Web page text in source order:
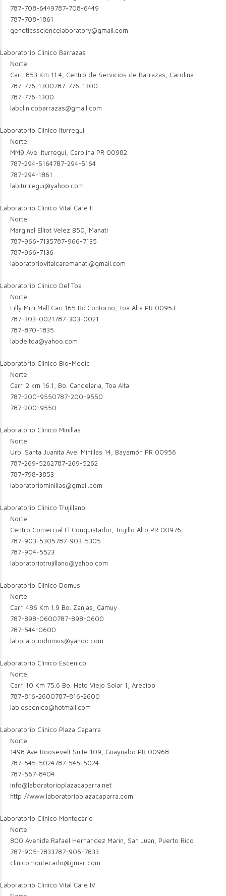
787-708-6449787-708-6449
787-708-1861
geneticssciencelaboratory@gmail.com
Laboratorio Clinico Barrazas
Norte
Carr. 853 Km 11.4, Centro de Servicios de Barrazas, Carolina
787-776-1300787-776-1300
787-776-1300
labclinicobarrazas@gmail.com
Laboratorio Clinico Iturregui
Norte
MM9 Ave. Iturregui, Carolina PR 00982
787-294-5164787-294-5164
787-294-1861
labiturregui@yahoo.com
Laboratorio Clinico Vital Care II
Norte
Marginal Elliot Velez B50, Manati
787-966-7135787-966-7135
787-966-7136
laboratoriovitalcaremanati@gmail.com
Laboratorio Clinico Del Toa
Norte
Lilly Mini Mall Carr.165 Bo.Contorno, Toa Alta PR 00953
787-303-0021787-303-0021
787-870-1835
labdeltoa@yahoo.com
Laboratorio Clinico Bio-Medic
Norte
Carr. 2 km 16.1, Bo. Candelaria, Toa Alta
787-200-9550787-200-9550
787-200-9550
Laboratorio Clinico Minillas
Norte
Urb. Santa Juanita Ave. Minillas 14, Bayamón PR 00956
787-269-5262787-269-5262
787-798-3853
laboratoriominillas@gmail.com
Laboratorio Clinico Trujillano
Norte
Centro Comercial El Conquistador, Trujillo Alto PR 00976
787-903-5305787-903-5305
787-904-5523
laboratoriotrujillano@yahoo.com
Laboratorio Clinico Domus
Norte
Carr. 486 Km 1.9 Bo. Zanjas, Camuy
787-898-0600787-898-0600
787-544-0600
laboratoriodomus@yahoo.com
Laboratorio Clinico Escenico
Norte
Carr. 10 Km 75.6 Bo. Hato Viejo Solar 1, Arecibo
787-816-2600787-816-2600
lab.escenico@hotmail.com
Laboratorio Clinico Plaza Caparra
Norte
1498 Ave Roosevelt Suite 109, Guaynabo PR 00968
787-545-5024787-545-5024
787-567-8404
info@laboratorioplazacaparra.net
http://www.laboratorioplazacaparra.com
Laboratorio Clinico Montecarlo
Norte
800 Avenida Rafael Hernández Marín, San Juan, Puerto Rico
787-905-7833787-905-7833
clinicomontecarlo@gmail.com
Laboratorio Clinico Vital Care IV